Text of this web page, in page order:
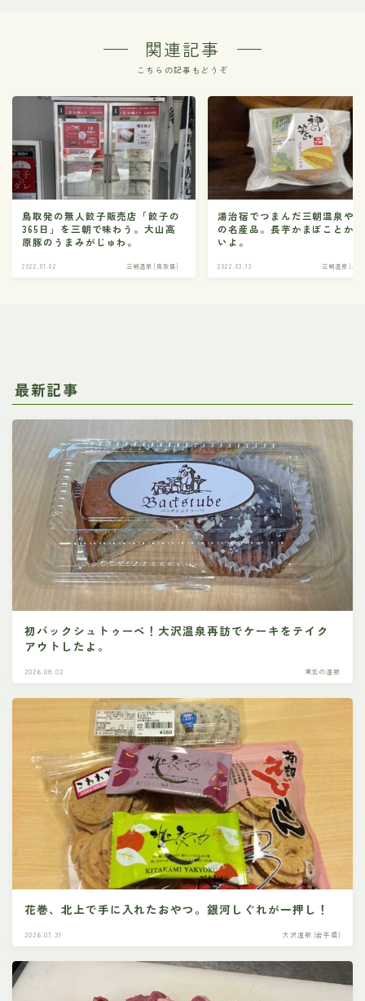
関連記事
こちらの記事もどうぞ
鳥取発の無人餃子販売店「餃子の
365日」を三朝で味わう。大山高
原豚のうまみがじゅわ。
2022.01.02 三朝温泉 [鳥取県]
湯治宿でつまんだ三朝温泉や
の名産品。長芋かまぼことか
いよ。
2022.03.13 三朝温泉 [鳥
最新記事
初バックシュトゥーベ！大沢温泉再訪でケーキをテイク
アウトしたよ。
2026.08.02 東北の温泉
花巻、北上で手に入れたおやつ。銀河しぐれが一押し！
2026.07.31 大沢温泉 [岩手県]